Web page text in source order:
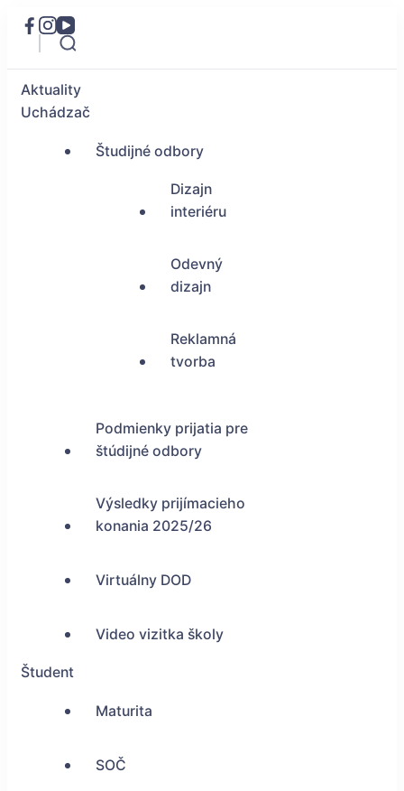
Aktuality
Uchádzač
Študijné odbory
Dizajn
interiéru
Odevný
dizajn
Reklamná
tvorba
Podmienky prijatia pre
štúdijné odbory
Výsledky prijímacieho
konania 2025/26
Virtuálny DOD
Video vizitka školy
Študent
Maturita
SOČ